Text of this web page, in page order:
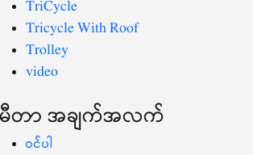
TriCycle
Tricycle With Roof
Trolley
video
မီတာ အချက်အလက်
ဝင်ပါ